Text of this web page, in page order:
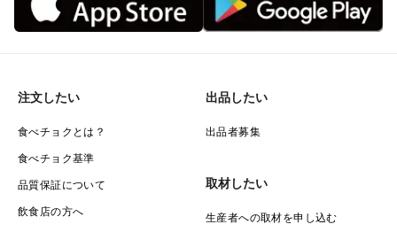
注文したい
食べチョクとは？
食べチョク基準
品質保証について
飲食店の方へ
出品したい
出品者募集
取材したい
生産者への取材を申し込む